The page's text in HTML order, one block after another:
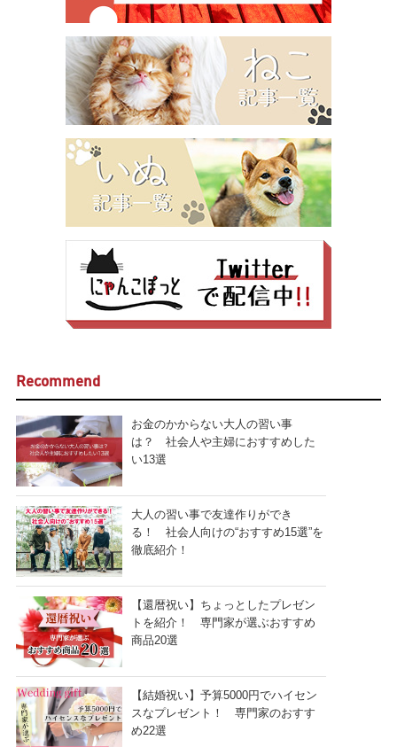
Recommend
お金のかからない大人の習い事
は？ 社会人や主婦におすすめした
い13選
大人の習い事で友達作りができ
る！ 社会人向けの“おすすめ15選”を
徹底紹介！
【還暦祝い】ちょっとしたプレゼン
トを紹介！ 専門家が選ぶおすすめ
商品20選
【結婚祝い】予算5000円でハイセン
スなプレゼント！ 専門家のおすす
め22選